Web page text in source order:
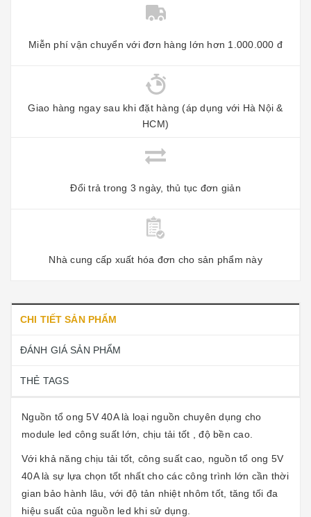
Miễn phí vận chuyển với đơn hàng lớn hơn 1.000.000 đ
Giao hàng ngay sau khi đặt hàng (áp dụng với Hà Nội &
HCM)
Đổi trả trong 3 ngày, thủ tục đơn giản
Nhà cung cấp xuất hóa đơn cho sản phẩm này
CHI TIẾT SẢN PHẨM
ĐÁNH GIÁ SẢN PHẨM
THẺ TAGS
Nguồn tổ ong 5V 40A là loại nguồn chuyên dụng cho
module led công suất lớn, chịu tải tốt , độ bền cao.
Với khả năng chịu tải tốt, công suất cao, nguồn tổ ong 5V
40A là sự lựa chọn tốt nhất cho các công trình lớn cần thời
gian bảo hành lâu, với độ tản nhiệt nhôm tốt, tăng tối đa
hiệu suất của nguồn led khi sử dụng.